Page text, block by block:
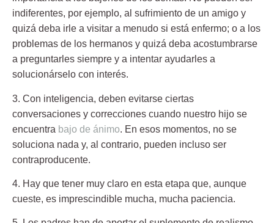
indiferentes, por ejemplo, al sufrimiento de un amigo y
quizá deba irle a visitar a menudo si está enfermo; o a los
problemas de los hermanos y quizá deba acostumbrarse
a preguntarles siempre y a intentar ayudarles a
solucionárselo con interés.
3. Con inteligencia, deben evitarse ciertas
conversaciones y correcciones cuando nuestro hijo se
encuentra bajo de ánimo. En esos momentos, no se
soluciona nada y, al contrario, pueden incluso ser
contraproducente.
4. Hay que tener muy claro en esta etapa que, aunque
cueste, es imprescindible mucha, mucha paciencia.